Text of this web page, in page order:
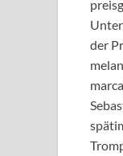
der